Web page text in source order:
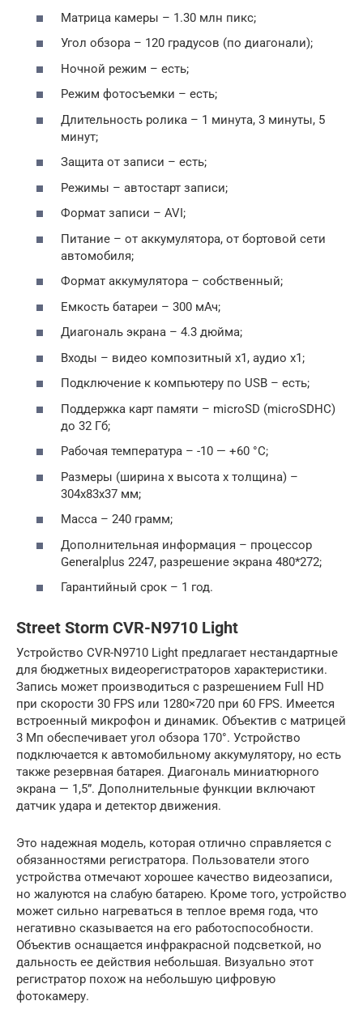
Матрица камеры – 1.30 млн пикс;
Угол обзора – 120 градусов (по диагонали);
Ночной режим – есть;
Режим фотосъемки – есть;
Длительность ролика – 1 минута, 3 минуты, 5
минут;
Защита от записи – есть;
Режимы – автостарт записи;
Формат записи – AVI;
Питание – от аккумулятора, от бортовой сети
автомобиля;
Формат аккумулятора – собственный;
Емкость батареи – 300 мАч;
Диагональ экрана – 4.3 дюйма;
Входы – видео композитный x1, аудио x1;
Подключение к компьютеру по USB – есть;
Поддержка карт памяти – microSD (microSDHC)
до 32 Гб;
Рабочая температура – -10 — +60 °C;
Размеры (ширина x высота x толщина) –
304x83x37 мм;
Масса – 240 грамм;
Дополнительная информация – процессор
Generalplus 2247, разрешение экрана 480*272;
Гарантийный срок – 1 год.
Street Storm CVR-N9710 Light
Устройство CVR-N9710 Light предлагает нестандартные
для бюджетных видеорегистраторов характеристики.
Запись может производиться с разрешением Full HD
при скорости 30 FPS или 1280×720 при 60 FPS. Имеется
встроенный микрофон и динамик. Объектив с матрицей
3 Мп обеспечивает угол обзора 170°. Устройство
подключается к автомобильному аккумулятору, но есть
также резервная батарея. Диагональ миниатюрного
экрана — 1,5”. Дополнительные функции включают
датчик удара и детектор движения.
Это надежная модель, которая отлично справляется с
обязанностями регистратора. Пользователи этого
устройства отмечают хорошее качество видеозаписи,
но жалуются на слабую батарею. Кроме того, устройство
может сильно нагреваться в теплое время года, что
негативно сказывается на его работоспособности.
Объектив оснащается инфракрасной подсветкой, но
дальность ее действия небольшая. Визуально этот
регистратор похож на небольшую цифровую
фотокамеру.